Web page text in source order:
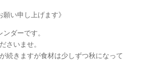
願い申し上げます》
ダーです。
さいませ。
続きますが食材は少しずつ秋になって